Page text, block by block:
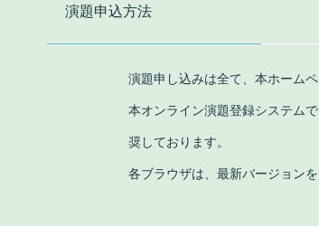
演題申込方法
演題申し込みは全て、本ホーム
本オンライン演題登録システム
奨しております。
各ブラウザは、最新バージョンを